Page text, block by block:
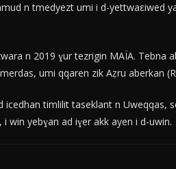
n tmedyezt umi i d-yettwaεiwed
n 2019 ɣur tezrigin MAÏA.
umi qqaren zik Aẓru aberkan
timlilit taseklant n Uweqqas,
win yebɣan ad iɣer akk ayen i d-uwin.